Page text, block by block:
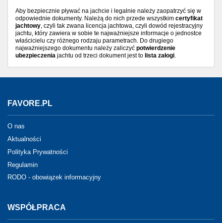
Aby bezpiecznie pływać na jachcie i legalnie należy zaopatrzyć się w
odpowiednie dokumenty. Należą do nich przede wszystkim certyfikat
jachtowy, czyli tak zwana licencja jachtowa, czyli dowód rejestracyjny
jachtu, który zawiera w sobie te najważniejsze informacje o jednostce
właścicielu czy różnego rodzaju parametrach. Do drugiego
najważniejszego dokumentu należy zaliczyć potwierdzenie
ubezpieczenia jachtu od trzeci dokument jest to lista załogi.
FAVORE.PL
O nas
Aktualności
Polityka Prywatności
Regulamin
RODO - obowiązek informacyjny
WSPÓŁPRACA